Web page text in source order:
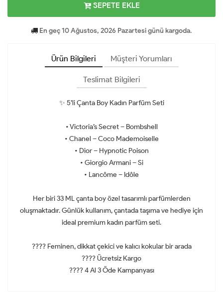
SEPETE EKLE
En geç 10 Ağustos, 2026 Pazartesi günü kargoda.
Ürün Bilgileri Müşteri Yorumları
Teslimat Bilgileri
✨ 5’li Çanta Boy Kadın Parfüm Seti
• Victoria’s Secret – Bombshell
• Chanel – Coco Mademoiselle
• Dior – Hypnotic Poison
• Giorgio Armani – Si
• Lancôme – Idôle
Her biri 33 ML çanta boy özel tasarımlı parfümlerden
oluşmaktadır. Günlük kullanım, çantada taşıma ve hediye için
ideal premium kadın parfüm seti.
???? Feminen, dikkat çekici ve kalıcı kokular bir arada
???? Ücretsiz Kargo
???? 4 Al 3 Öde Kampanyası